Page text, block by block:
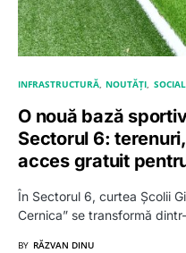
INFRASTRUCTURĂ NOUTĂȚI SOCIAL
O nouă bază
Sectorul 6:
acces gratuit
În Sectorul 6, curtea Școlii
Cernica” se transformă
BY RĂZVAN DINU